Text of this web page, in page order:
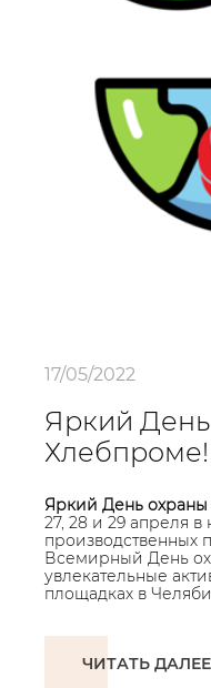
17/05/2022
Яркий День
Хлебпроме!
Яркий День охраны
27, 28 и 29 апреля
производственных
Всемирный День
увлекательные
площадках в
ЧИТАТЬ ДАЛЕЕ